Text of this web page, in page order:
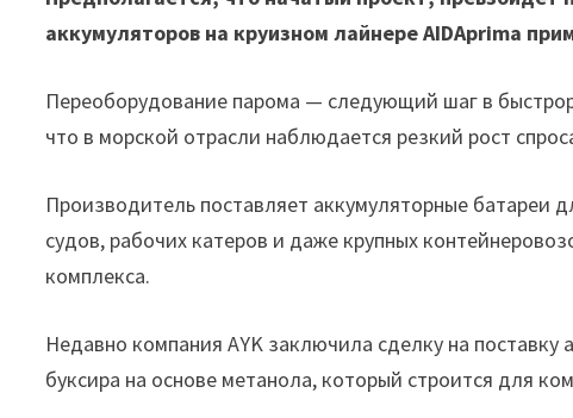
аккумуляторов на круизном лайнере AIDAprima
Переоборудование парома — следующий шаг в
что в морской отрасли наблюдается резкий рост
Производитель поставляет аккумуляторные батареи
судов, рабочих катеров и даже крупных
комплекса.
Недавно компания AYK заключила сделку на
буксира на основе метанола, который строится для